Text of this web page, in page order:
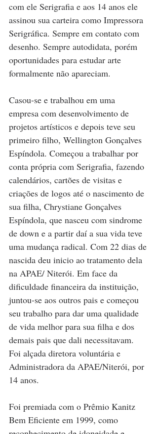
com ele Serigrafia e aos 14 anos ele
assinou sua carteira como Impressora
Serigráfica. Sempre em contato com
desenho. Sempre autodidata, porém
oportunidades para estudar arte
formalmente não apareciam.
Casou-se e trabalhou em uma
empresa com desenvolvimento de
projetos artísticos e depois teve seu
primeiro filho, Wellington Gonçalves
Espíndola. Começou a trabalhar por
conta própria com Serigrafia, fazendo
calendários, cartões de visitas e
criações de logos até o nascimento de
sua filha, Chrystiane Gonçalves
Espíndola, que nasceu com sindrome
de down e a partir daí a sua vida teve
uma mudança radical. Com 22 dias de
nascida deu inicio ao tratamento dela
na APAE/ Niterói. Em face da
dificuldade financeira da instituição,
juntou-se aos outros pais e começou
seu trabalho para dar uma qualidade
de vida melhor para sua filha e dos
demais pais que dali necessitavam.
Foi alçada diretora voluntária e
Administradora da APAE/Niterói, por
14 anos.
Foi premiada com o Prêmio Kanitz
Bem Eficiente em 1999, como